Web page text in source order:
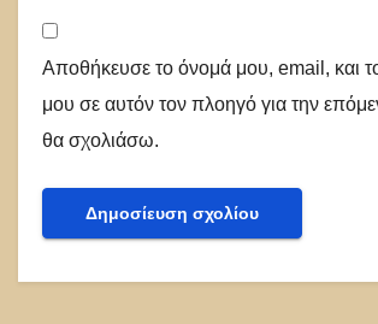
Αποθήκευσε το όνομά μου, email, και
μου σε αυτόν τον πλοηγό για την
θα σχολιάσω.